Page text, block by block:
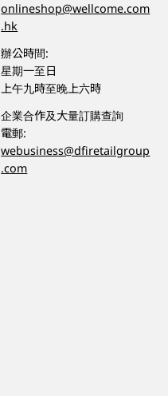
onlineshop@wellcome.com
.hk
辦公時間:
星期一至日
上午九時至晚上六時
企業合作及大量訂購查詢
電郵:
webusiness@dfiretailgroup
.com